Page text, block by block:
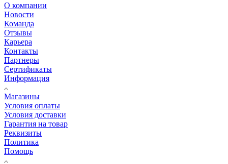
О компании
Новости
Команда
Отзывы
Карьера
Контакты
Партнеры
Сертификаты
Информация
Магазины
Условия оплаты
Условия доставки
Гарантия на товар
Реквизиты
Политика
Помощь